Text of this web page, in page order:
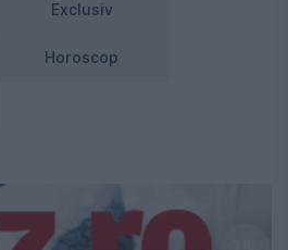
Exclusiv
Horoscop